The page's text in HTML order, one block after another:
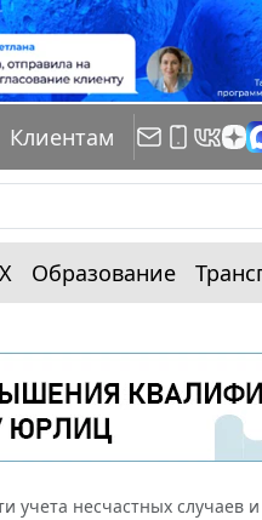
Клиентам
Образование
учета несчастных случаев